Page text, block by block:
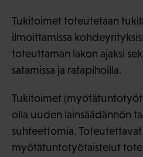
Tukitoimet toteutetaan
ilmoittamissa
toteuttaman lakon ajaksi
satamissa ja ratapihoilla.
Tukitoimet
olla uuden lainsäädännön
suhteettomia. Toteutettavat
myötätuntotyötaistelut